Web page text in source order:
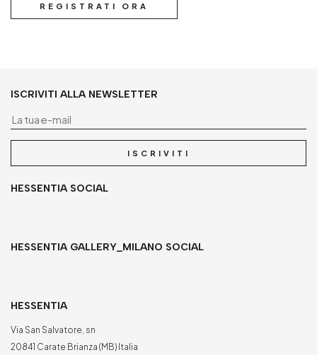
REGISTRATI ORA
ISCRIVITI ALLA NEWSLETTER
ISCRIVITI
HESSENTIA SOCIAL
HESSENTIA GALLERY_MILANO SOCIAL
HESSENTIA
Via San Salvatore, sn
20841 Carate Brianza (MB) Italia